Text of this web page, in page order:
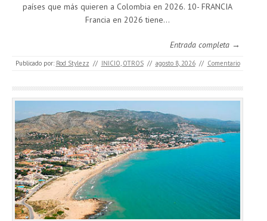
países que más quieren a Colombia en 2026. 10- FRANCIA
Francia en 2026 tiene…
Entrada completa →
Publicado por: Rod Stylezz // INICIO, OTROS // agosto 8, 2026 // Comentario